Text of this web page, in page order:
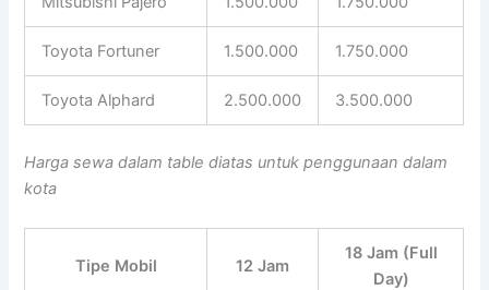
Toyota Fortuner 1.500.000 1.750.000
Toyota Alphard 2.500.000 3.500.000
Harga sewa dalam table diatas untuk penggunaan dalam
kota
Tipe Mobil 12 Jam
18 Jam (Full
Day)